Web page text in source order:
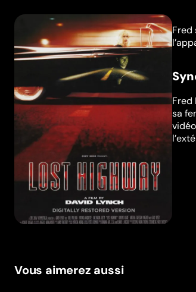
Fred
Fred
sa
Vous aimerez aussi